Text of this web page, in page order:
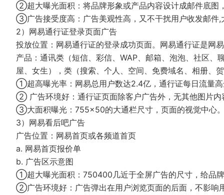
②超大曝光面积：将品牌形象或产品内容设计成邮件底图
③广告接受度高：广告美观性高，又不干扰用户收发邮件,
2）网易通行证登录页面广告
投放位置：网易通行证的登录成功页面。网易通行证是网
产品：通讯类（短信、彩信、WAP、邮箱、泡泡、社区
屋、女生），类（搜索、个人、空间、免费域名、相册、
①超高曝光率：网易总用户数达2.4亿，通行证每日流量
② 广告环境好：通行证页面除客户广告外，无其他图片
③大面积曝光：755×50的大通栏尺寸，页面的视觉中心
3）网易看后吧广告
广告位置：网易首页或各频道首页
a. 网易首页报价单
b. 广告区示意图
①超大曝光面积：750400几近于全屏广告的尺寸，给品
②广告环境好：广告弹出在用户浏览页面的后面，不影响